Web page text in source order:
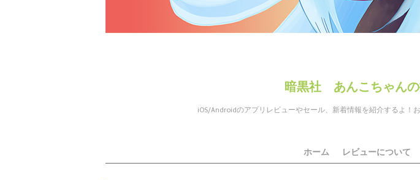
暗黒社 あんこちゃん
iOS/Androidのアプリレビューやセール、新着情報を紹介するよ！
メニュー ホーム レビューについて